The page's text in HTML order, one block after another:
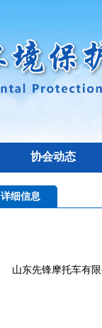
协会动态
详细信息
山东先锋摩托车有